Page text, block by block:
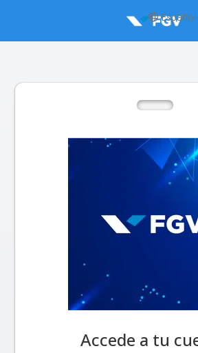
Accede a tu